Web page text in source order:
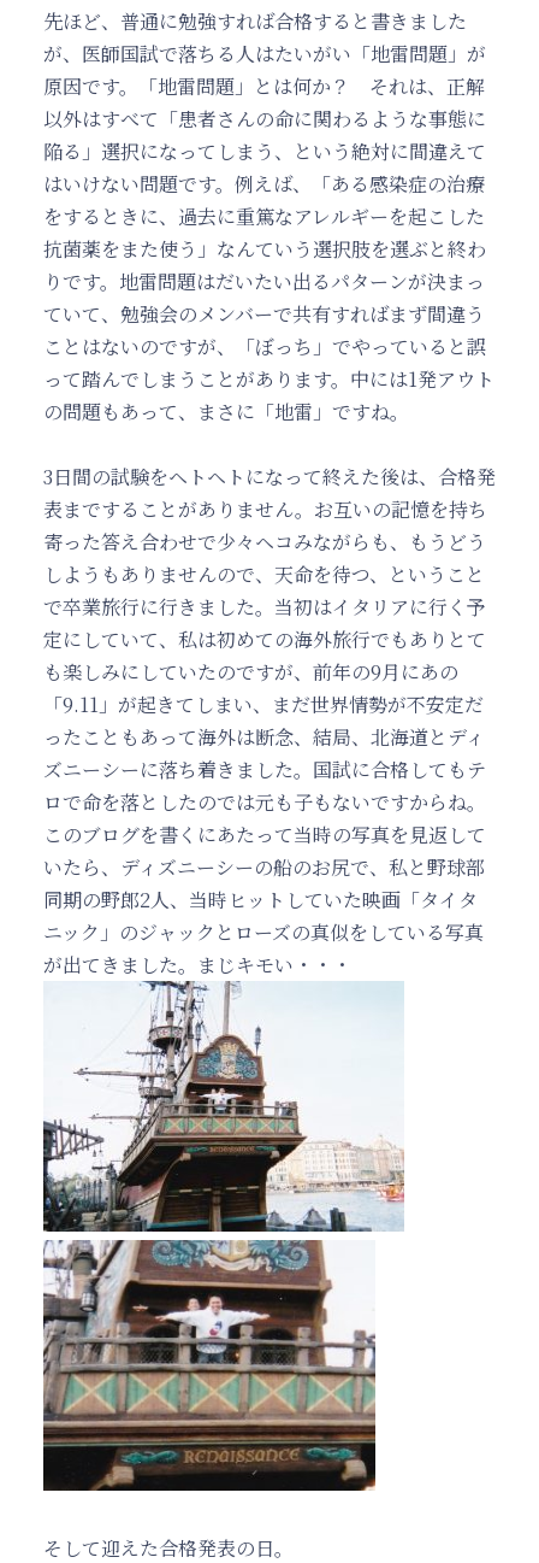
先ほど、普通に勉強すれば合格すると書きました
が、医師国試で落ちる人はたいがい「地雷問題」が
原因です。「地雷問題」とは何か？ それは、正解
以外はすべて「患者さんの命に関わるような事態に
陥る」選択になってしまう、という絶対に間違えて
はいけない問題です。例えば、「ある感染症の治療
をするときに、過去に重篤なアレルギーを起こした
抗菌薬をまた使う」なんていう選択肢を選ぶと終わ
りです。地雷問題はだいたい出るパターンが決まっ
ていて、勉強会のメンバーで共有すればまず間違う
ことはないのですが、「ぼっち」でやっていると誤
って踏んでしまうことがあります。中には1発アウト
の問題もあって、まさに「地雷」ですね。
3日間の試験をヘトヘトになって終えた後は、合格発
表まですることがありません。お互いの記憶を持ち
寄った答え合わせで少々ヘコみながらも、もうどう
しようもありませんので、天命を待つ、ということ
で卒業旅行に行きました。当初はイタリアに行く予
定にしていて、私は初めての海外旅行でもありとて
も楽しみにしていたのですが、前年の9月にあの
「9.11」が起きてしまい、まだ世界情勢が不安定だ
ったこともあって海外は断念、結局、北海道とディ
ズニーシーに落ち着きました。国試に合格してもテ
ロで命を落としたのでは元も子もないですからね。
このブログを書くにあたって当時の写真を見返して
いたら、ディズニーシーの船のお尻で、私と野球部
同期の野郎2人、当時ヒットしていた映画「タイタ
ニック」のジャックとローズの真似をしている写真
が出てきました。まじキモい・・・
そして迎えた合格発表の日。